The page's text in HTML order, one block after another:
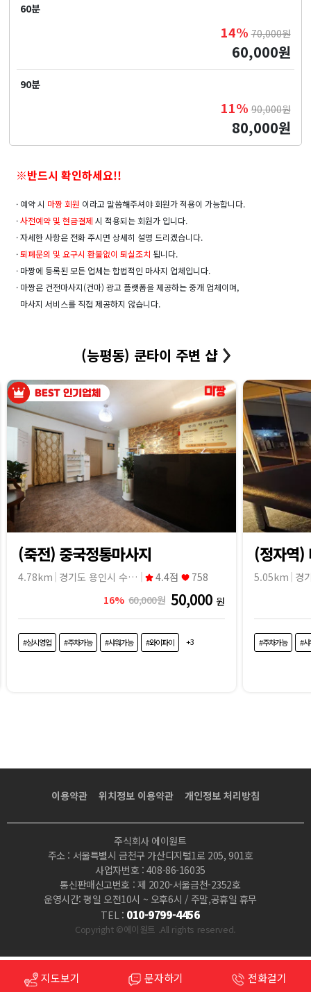
지도보기 문자하기 전화걸기
60분
14% 70,000원
60,000원
90분
11% 90,000원
80,000원
※반드시 확인하세요!!
· 예약 시 마짱 회원 이라고 말씀해주셔야 회원가 적용이 가능합니다.
·사전예약 및 현금결제 시 적용되는 회원가 입니다.
· 자세한 사항은 전화 주시면 상세히 설명 드리겠습니다.
·퇴폐문의 및 요구시 환불없이 퇴실조치 됩니다.
· 마짱에 등록된 모든 업체는 합법적인 마사지 업체입니다.
· 마짱은 건전마사지(건마) 광고 플랫폼을 제공하는 중개 업체이며,
마사지 서비스를 직접 제공하지 않습니다.
(능평동) 쿤타이 주변 샵
(죽전) 중국정통마사지
4.78km 경기도 용인시 수지구 4.4점
758
16% 60,000원 50,000 원
#상시영업 #주차가능 #샤워가능 #와이파이 +3
(정자역)
5.05km
#주차가능 #
이용약관 위치정보 이용약관 개인정보 처리방침
주식회사 에이원트
주소 : 서울특별시 금천구 가산디지털1로 205, 901호
사업자번호 : 408-86-16035
통신판매신고번호 : 제 2020-서울금천-2352호
운영시간: 평일 오전10시 ~ 오후6시 / 주말,공휴일 휴무
TEL : 010-9799-4456
Copyright ©에이원트 .All rights reserved.